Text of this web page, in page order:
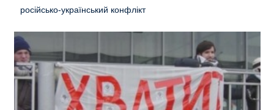
російсько-український конфлікт